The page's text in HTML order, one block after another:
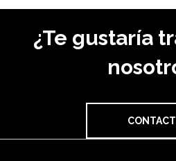
¿Te gustaría